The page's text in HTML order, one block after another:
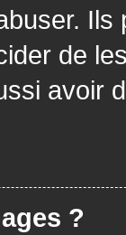
de
avoir
?